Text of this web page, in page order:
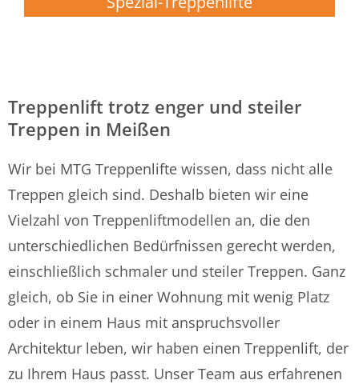
Treppenlift trotz enger und steiler
Treppen in Meißen
Wir bei MTG Treppenlifte wissen, dass nicht alle
Treppen gleich sind. Deshalb bieten wir eine
Vielzahl von Treppenliftmodellen an, die den
unterschiedlichen Bedürfnissen gerecht werden,
einschließlich schmaler und steiler Treppen. Ganz
gleich, ob Sie in einer Wohnung mit wenig Platz
oder in einem Haus mit anspruchsvoller
Architektur leben, wir haben einen Treppenlift, der
zu Ihrem Haus passt. Unser Team aus erfahrenen